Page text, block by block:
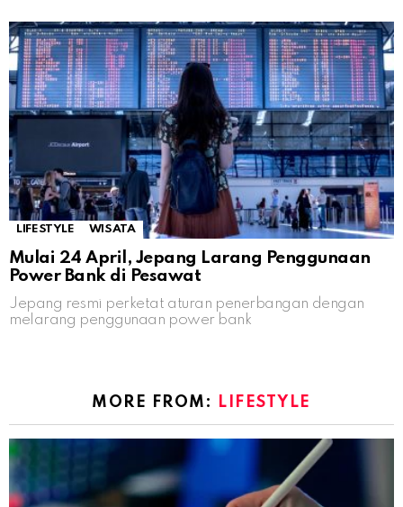
LIFESTYLE WISATA
Mulai 24 April, Jepang Larang Penggunaan
Power Bank di Pesawat
Jepang resmi perketat aturan penerbangan dengan
melarang penggunaan power bank
MORE FROM: LIFESTYLE